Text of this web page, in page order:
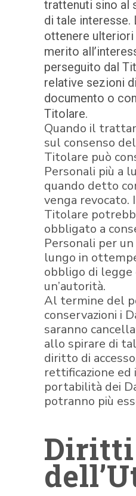
trattenuti sino al
di tale interesse.
ottenere
merito
perseguito dal
relative sezioni
documento o
Titolare.
Quando il
sul consenso
Titolare può
Personali più a
quando detto
venga revocato.
Titolare
obbligato a
Personali per
lungo in
obbligo di legge
un’autorità.
Al termine del
conservazioni i
saranno
allo spirare di
diritto di
rettificazione
portabilità dei
potranno più
Diritti